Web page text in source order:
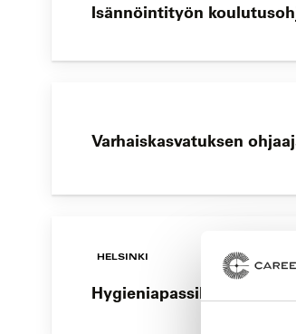
Isännöintityön
Varhaiskasvatuksen
HELSINKI
Hygieniapassikoulutus ja -